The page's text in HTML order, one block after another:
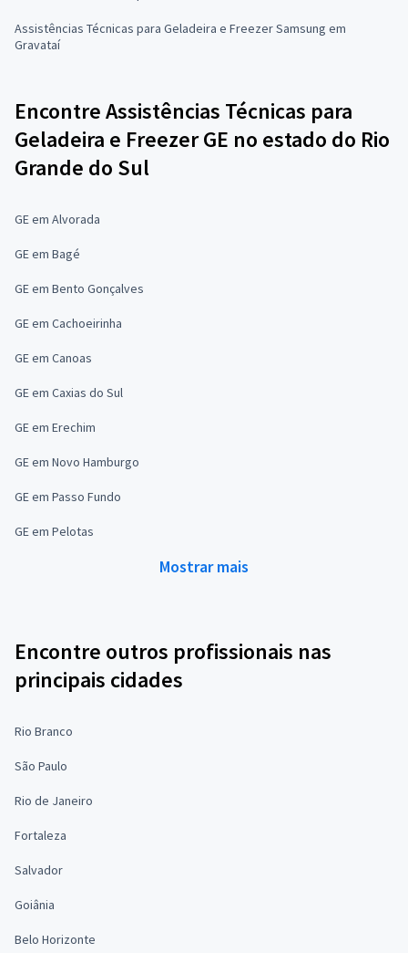
Assistências Técnicas para Geladeira e Freezer Samsung em
Gravataí
Encontre Assistências Técnicas para
Geladeira e Freezer GE no estado do Rio
Grande do Sul
GE em Alvorada
GE em Bagé
GE em Bento Gonçalves
GE em Cachoeirinha
GE em Canoas
GE em Caxias do Sul
GE em Erechim
GE em Novo Hamburgo
GE em Passo Fundo
GE em Pelotas
Mostrar mais
Encontre outros profissionais nas
principais cidades
Rio Branco
São Paulo
Rio de Janeiro
Fortaleza
Salvador
Goiânia
Belo Horizonte